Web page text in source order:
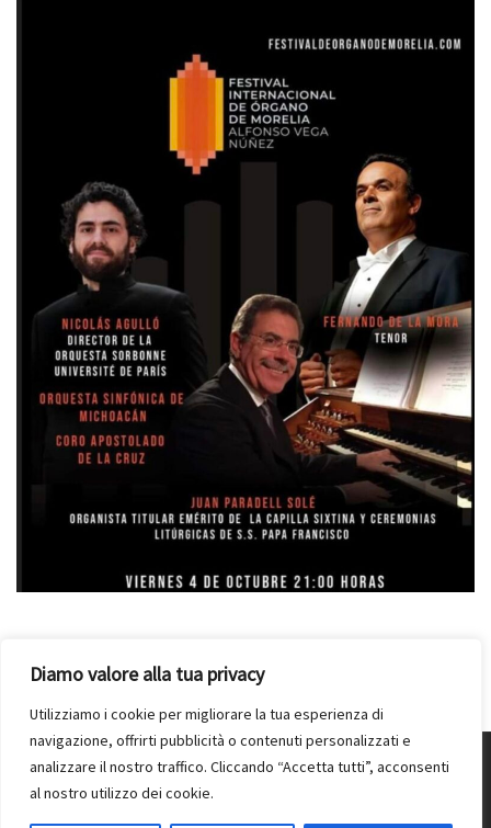
Diamo valore alla tua privacy
Utilizziamo i cookie per migliorare la tua esperienza di
navigazione, offrirti pubblicità o contenuti personalizzati e
analizzare il nostro traffico. Cliccando “Accetta tutti”, acconsenti
al nostro utilizzo dei cookie.
© 2026Juan Paradell Solé– Tutti i diritti riservati
Powered byWP– Designed con il